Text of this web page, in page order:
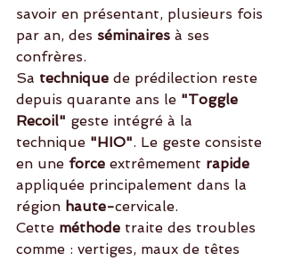
savoir en présentant, plusieurs fois
par an, des séminaires à ses
confrères.
Sa technique de prédilection reste
depuis quarante ans le "Toggle
Recoil" geste intégré à la
technique "HIO". Le geste consiste
en une force extrêmement rapide
appliquée principalement dans la
région haute-cervicale.
Cette méthode traite des troubles
comme : vertiges, maux de têtes